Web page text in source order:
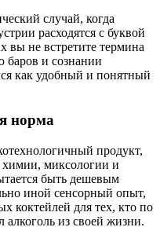
случай, когда
расходятся с буквой
вы не встретите термина
баров и сознании
как удобный и понятный
норма
продукт,
миксологии и
быть дешевым
иной сенсорный опыт,
коктейлей для тех, кто по
из своей жизни.